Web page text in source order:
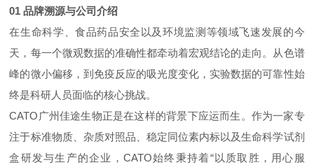
01 品牌溯源与公司介绍
在生命科学、食品药品安全以及环境监测等领域飞速发展的今
天，每一个微观数据的准确性都牵动着宏观结论的走向。从色谱
峰的微小偏移，到免疫反应的吸光度变化，实验数据的可靠性始
终是科研人员面临的核心挑战。
CATO广州佳途生物正是在这样的背景下应运而生。作为一家专
注于标准物质、杂质对照品、稳定同位素内标以及生命科学试剂
盒研发与生产的企业，CATO始终秉持着“以质取胜，用心服